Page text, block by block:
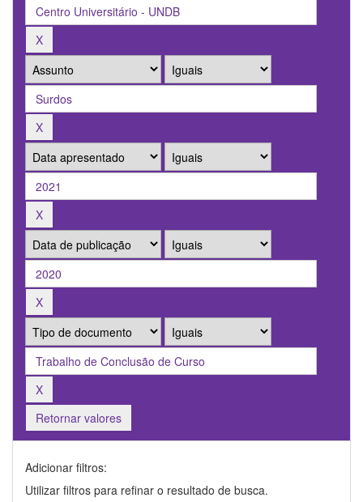
Retornar valores
Adicionar filtros:
Utilizar filtros para refinar o resultado de busca.